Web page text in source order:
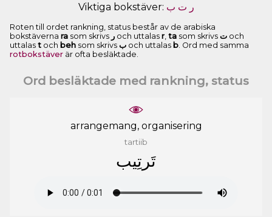
Viktiga bokstäver: ﺭ ﺕ ﺏ
Roten till ordet rankning, status består av de arabiska
bokstäverna ra som skrivs ﺭ och uttalas r, ta som skrivs ﺕ och
uttalas t och beh som skrivs ﺏ och uttalas b. Ord med samma
rotbokstäver är ofta besläktade.
Ord besläktade med rankning, status
arrangemang, organisering
tartiib
ﺗَﺮﺗِﻴﺐ